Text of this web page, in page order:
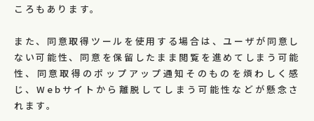
ころもあります。
また、同意取得ツールを使用する場合は、ユーザが同意し
ない可能性、同意を保留したまま閲覧を進めてしまう可能
性、同意取得のポップアップ通知そのものを煩わしく感
じ、Webサイトから離脱してしまう可能性などが懸念さ
れます。